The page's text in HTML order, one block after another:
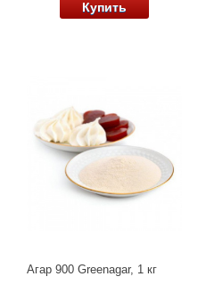
Купить
Агар 900 Greenagar, 1 кг